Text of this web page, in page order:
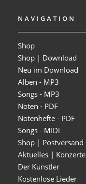
NAVIGATION
Shop
Shop | Download
Neu im Download
Alben - MP3
Songs - MP3
Noten - PDF
Notenhefte - PDF
Songs - MIDI
Shop | Postversand
Aktuelles | Konzerte
Der Künstler
Kostenlose Lieder